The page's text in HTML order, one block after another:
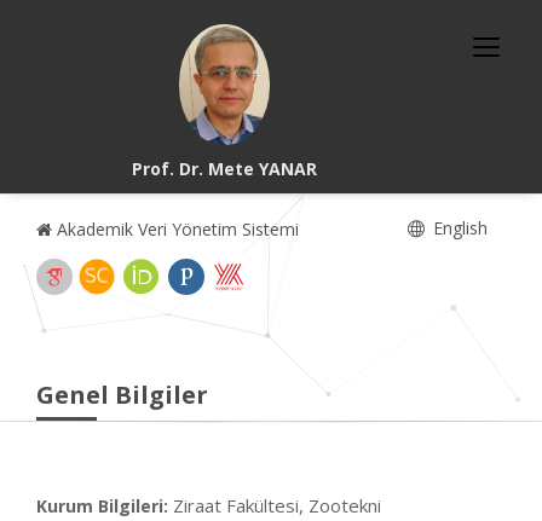
Prof. Dr. Mete YANAR
Akademik Veri Yönetim Sistemi English
Genel Bilgiler
Kurum Bilgileri: Ziraat Fakültesi, Zootekni